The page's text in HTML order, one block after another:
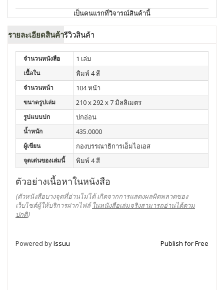
เป็นคนแรกที่วิจารณ์สินค้านี้
รายละเอียดสินค้ารีวิวสินค้า
จำนวนหนังสือ 1 เล่ม
เนื้อใน พิมพ์ 4 สี
จำนวนหน้า 104 หน้า
ขนาดรูปเล่ม 210 x 292 x 7 มิลลิเมตร
รูปแบบปก ปกอ่อน
น้ำหนัก 435.0000
ผู้เขียน กองบรรณาธิการเอ็มไอเอส
จุดเด่นของเล่มนี้ พิมพ์ 4 สี
ตัวอย่างเนื้อหาในหนังสือ
(ตัวหนังสือบางจุดที่อ่านไม่ได้ เกิดจากการแสดงผลผิดพลาดของ
เว็บไซต์ผู้ให้บริการฝากไฟล์ ในหนังสือเล่มจริงสามารถอ่านได้ตาม
ปกติ)
Powered byIssuu Publish for Free